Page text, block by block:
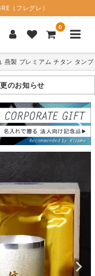
（フレグレ）
0
燕製 プレミアム チタン タン
のお知らせ